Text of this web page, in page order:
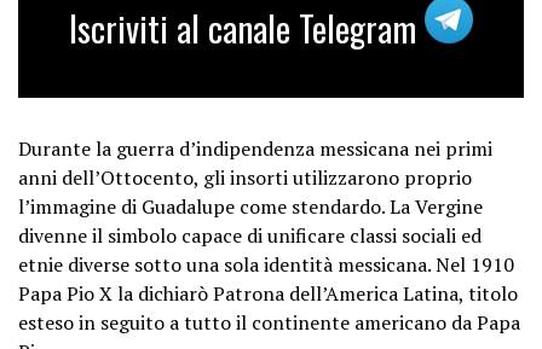
Iscriviti al canale Telegram
Durante la guerra d’indipendenza messicana nei primi
anni dell’Ottocento, gli insorti utilizzarono proprio
l’immagine di Guadalupe come stendardo. La Vergine
divenne il simbolo capace di unificare classi sociali ed
etnie diverse sotto una sola identità messicana. Nel 1910
Papa Pio X la dichiarò Patrona dell’America Latina, titolo
esteso in seguito a tutto il continente americano da Papa